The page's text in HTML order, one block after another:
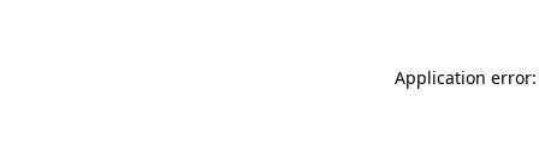
Application